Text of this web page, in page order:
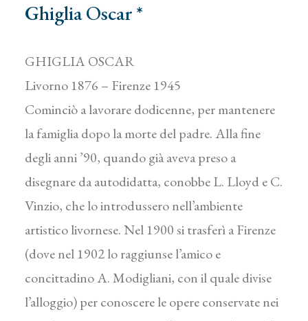
Ghiglia Oscar *
GHIGLIA OSCAR
Livorno 1876 – Firenze 1945
Cominciò a lavorare dodicenne, per mantenere
la famiglia dopo la morte del padre. Alla fine
degli anni ’90, quando già aveva preso a
disegnare da autodidatta, conobbe L. Lloyd e C.
Vinzio, che lo introdussero nell’ambiente
artistico livornese. Nel 1900 si trasferì a Firenze
(dove nel 1902 lo raggiunse l’amico e
concittadino A. Modigliani, con il quale divise
l’alloggio) per conoscere le opere conservate nei